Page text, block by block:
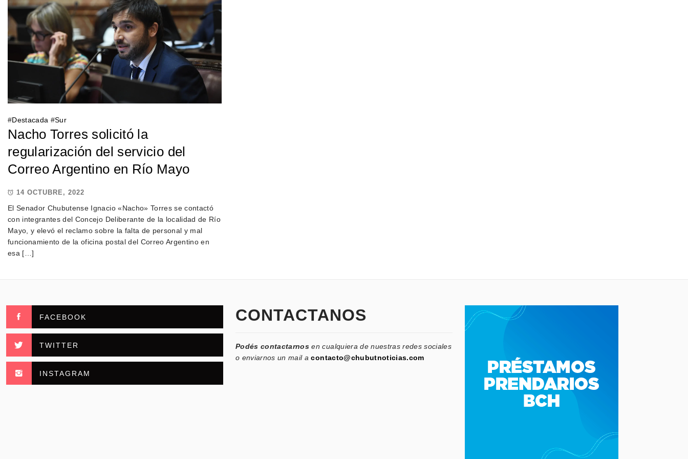
#Destacada #Sur
Nacho Torres solicitó la
regularización del servicio del
Correo Argentino en Río Mayo
14 OCTUBRE, 2022
El Senador Chubutense Ignacio «Nacho» Torres se contactó
con integrantes del Concejo Deliberante de la localidad de Río
Mayo, y elevó el reclamo sobre la falta de personal y mal
funcionamiento de la oficina postal del Correo Argentino en
esa […]
FACEBOOK
TWITTER
INSTAGRAM
CONTACTANOS
Podés contactarnos en cualquiera de nuestras redes sociales
o enviarnos un mail acontacto@chubutnoticias.com